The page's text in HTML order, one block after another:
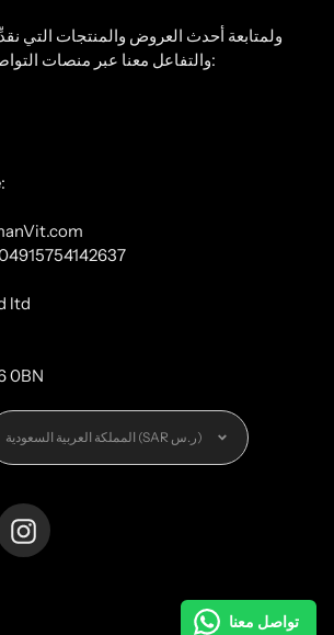
ولمتابعة أحدث العروض والمنتجات التي
والتفاعل معنا عبر منصات التواصل الاجتماعي التالية:
ltd
0BN
المملكة العربية السعودية (SAR ر.س)
Instagram
تواصل معنا